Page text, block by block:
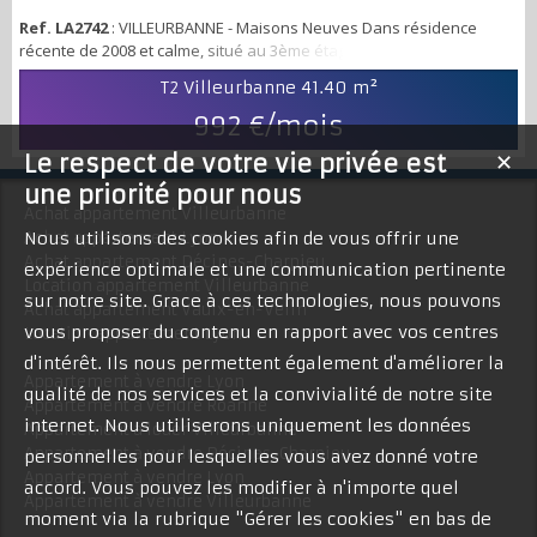
Ref. LA2742: VILLEURBANNE - Maisons Neuves Dans résidence
récente de 2008 et calme, situé au 3ème étage sur 6, Charmant T2
entièrement meublé, composé d'une entrée avec placard, un
séjour lumineux avec cuisine US donnant sur un grand balcon
exposé Sud-Est, au calme avec vue dégagée, une chambre avec
dressing, une s.d.b avec w.c, garage.
T2 Villeurbanne 41.40 m²
992 €/mois
Achat appartement Villeurbanne
Achat appartement Lyon
Achat appartement Décines-Charpieu
Location appartement Villeurbanne
Achat appartement Vaulx-en-Velin
Location appartement Lyon
Appartement à vendre Lyon
Appartement à vendre Roanne
Appartement à louer Villeurbanne
Appartement à vendre Décines-Charpieu
Appartement à vendre Lyon
Appartement à vendre Villeurbanne
✕
Le respect de votre vie privée est
une priorité pour nous
Nous utilisons des cookies afin de vous offrir une
expérience optimale et une communication pertinente
sur notre site. Grace à ces technologies, nous pouvons
vous proposer du contenu en rapport avec vos centres
d'intérêt. Ils nous permettent également d'améliorer la
qualité de nos services et la convivialité de notre site
internet. Nous utiliserons uniquement les données
personnelles pour lesquelles vous avez donné votre
accord. Vous pouvez les modifier à n'importe quel
moment via la rubrique "Gérer les cookies" en bas de